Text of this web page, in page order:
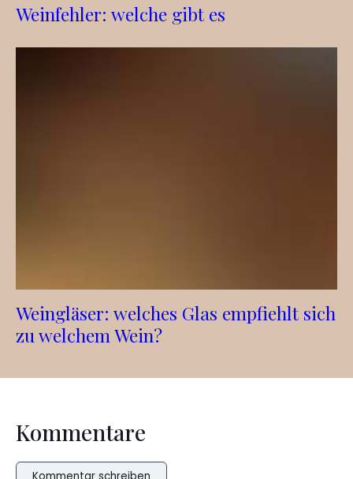
Weinfehler: welche gibt es
Weingläser: welches Glas empfiehlt sich
zu welchem Wein?
Kommentare